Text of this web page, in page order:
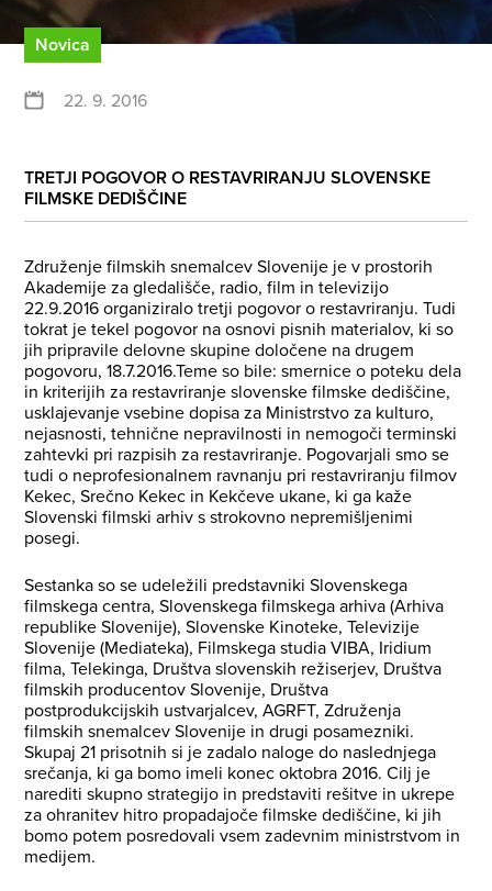
Novica
22. 9. 2016
TRETJI POGOVOR O RESTAVRIRANJU SLOVENSKE
FILMSKE DEDIŠČINE
Združenje filmskih snemalcev Slovenije je v prostorih
Akademije za gledališče, radio, film in televizijo
22.9.2016 organiziralo tretji pogovor o restavriranju. Tudi
tokrat je tekel pogovor na osnovi pisnih materialov, ki so
jih pripravile delovne skupine določene na drugem
pogovoru, 18.7.2016.Teme so bile: smernice o poteku dela
in kriterijih za restavriranje slovenske filmske dediščine,
usklajevanje vsebine dopisa za Ministrstvo za kulturo,
nejasnosti, tehnične nepravilnosti in nemogoči terminski
zahtevki pri razpisih za restavriranje. Pogovarjali smo se
tudi o neprofesionalnem ravnanju pri restavriranju filmov
Kekec, Srečno Kekec in Kekčeve ukane, ki ga kaže
Slovenski filmski arhiv s strokovno nepremišljenimi
posegi.
Sestanka so se udeležili predstavniki Slovenskega
filmskega centra, Slovenskega filmskega arhiva (Arhiva
republike Slovenije), Slovenske Kinoteke, Televizije
Slovenije (Mediateka), Filmskega studia VIBA, Iridium
filma, Telekinga, Društva slovenskih režiserjev, Društva
filmskih producentov Slovenije, Društva
postprodukcijskih ustvarjalcev, AGRFT, Združenja
filmskih snemalcev Slovenije in drugi posamezniki.
Skupaj 21 prisotnih si je zadalo naloge do naslednjega
srečanja, ki ga bomo imeli konec oktobra 2016. Cilj je
narediti skupno strategijo in predstaviti rešitve in ukrepe
za ohranitev hitro propadajoče filmske dediščine, ki jih
bomo potem posredovali vsem zadevnim ministrstvom in
medijem.